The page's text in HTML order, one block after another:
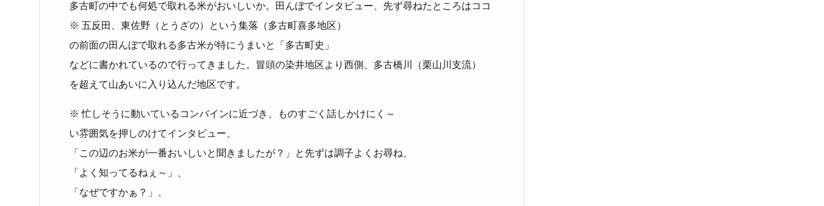
多古町の中でも何処で取れる米がおいしいか。田んぼでインタビュー、先ず尋ねたところはココ
※ 五反田、東佐野（とうざの）という集落（多古町喜多地区）
の前面の田んぼで取れる多古米が特にうまいと「多古町史」
などに書かれているので行ってきました。冒頭の染井地区より西側、多古橋川（栗山川支流）
を超えて山あいに入り込んだ地区です。
※ 忙しそうに動いているコンバインに近づき、ものすごく話しかけにく～
い雰囲気を押しのけてインタビュー、
「この辺のお米が一番おいしいと聞きましたが？」と先ずは調子よくお尋ね、
「よく知ってるねぇ～」、
「なぜですかぁ？」、